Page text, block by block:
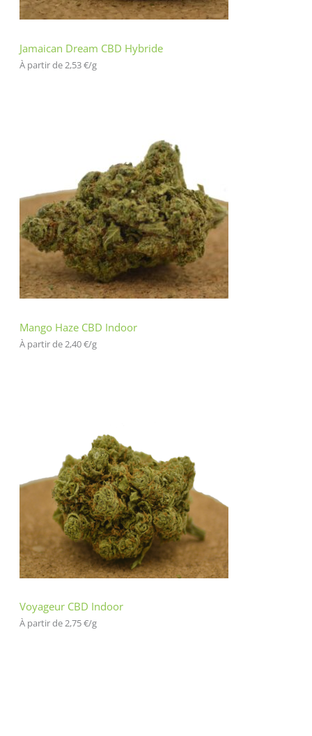
Jamaican Dream CBD Hybride
À partir de 2,53€/g
Mango Haze CBD Indoor
À partir de 2,40€/g
Voyageur CBD Indoor
À partir de 2,75€/g